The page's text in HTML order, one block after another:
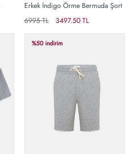
Erkek İndigo Örme Bermuda Şort
6995 TL
3497.50 TL
%50 indirim